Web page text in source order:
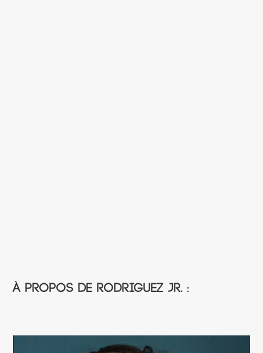
À propos de Rodriguez Jr. :